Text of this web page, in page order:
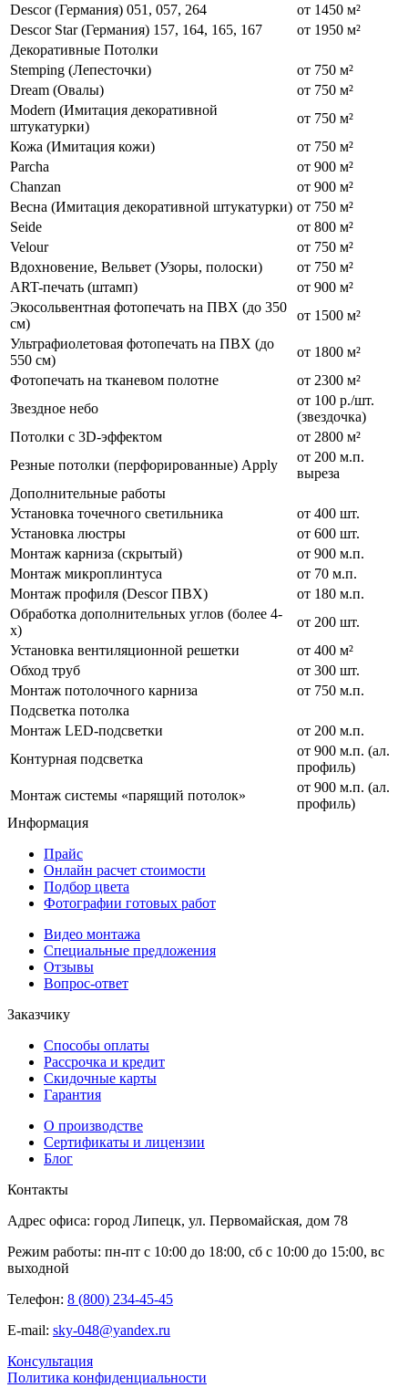
Descor (Германия) 051, 057, 264
от 1450 м²
Descor Star (Германия) 157, 164, 165, 167
от 1950 м²
Декоративные Потолки
Stemping (Лепесточки)
от 750 м²
Dream (Овалы)
от 750 м²
Modern (Имитация декоративной
штукатурки)
от 750 м²
Кожа (Имитация кожи)
от 750 м²
Parcha
от 900 м²
Chanzan
от 900 м²
Весна (Имитация декоративной штукатурки) от 750 м²
Seide
от 800 м²
Velour
от 750 м²
Вдохновение, Вельвет (Узоры, полоски)
от 750 м²
ART-печать (штамп)
от 900 м²
Экосольвентная фотопечать на ПВХ (до 350
см)
от 1500 м²
Ультрафиолетовая фотопечать на ПВХ (до
550 см)
от 1800 м²
Фотопечать на тканевом полотне
от 2300 м²
Звездное небо
от 100 р./шт.
(звездочка)
Потолки с 3D-эффектом
от 2800 м²
Резные потолки (перфорированные) Apply
от 200 м.п.
выреза
Дополнительные работы
Установка точечного светильника
от 400 шт.
Установка люстры
от 600 шт.
Монтаж карниза (скрытый)
от 900 м.п.
Монтаж микроплинтуса
от 70 м.п.
Монтаж профиля (Descor ПВХ)
от 180 м.п.
Обработка дополнительных углов (более 4-
х)
от 200 шт.
Установка вентиляционной решетки
от 400 м²
Обход труб
от 300 шт.
Монтаж потолочного карниза
от 750 м.п.
Подсветка потолка
Монтаж LED-подсветки
от 200 м.п.
Контурная подсветка
от 900 м.п. (ал.
профиль)
Монтаж системы «парящий потолок»
от 900 м.п. (ал.
профиль)
Информация
Прайс
Онлайн расчет стоимости
Подбор цвета
Фотографии готовых работ
Видео монтажа
Специальные предложения
Отзывы
Вопрос-ответ
Заказчику
Способы оплаты
Рассрочка и кредит
Скидочные карты
Гарантия
О производстве
Сертификаты и лицензии
Блог
Контакты
Адрес офиса: город Липецк, ул. Первомайская, дом 78
Режим работы: пн-пт с 10:00 до 18:00, сб с 10:00 до 15:00, вс
выходной
Телефон: 8 (800) 234-45-45
E-mail: sky-048@yandex.ru
Консультация
Политика конфиденциальности